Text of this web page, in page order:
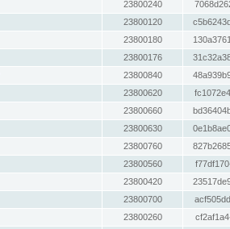
23800240
23800120
23800180
23800176
23800840
23800620
23800660
23800630
23800760
23800560
23800420
23800700
23800260